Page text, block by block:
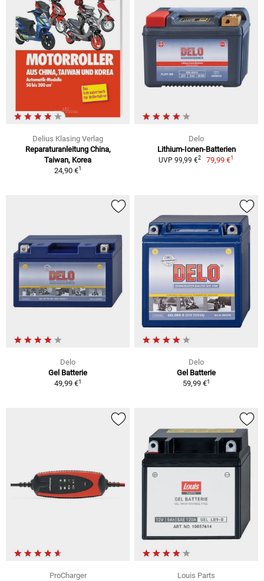
Delius Klasing Verlag
Reparaturanleitung China,
Taiwan, Korea
24,90 €1
Delo
Lithium-Ionen-Batterien
UVP 99,99 €2 79,99 €1
Delo
Gel Batterie
49,99 €1
Delo
Gel Batterie
59,99 €1
ProCharger
Louis Parts